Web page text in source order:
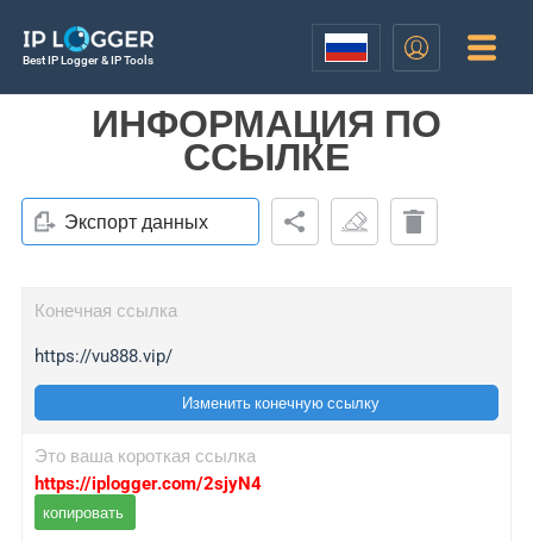
Best IP Logger & IP Tools
ИНФОРМАЦИЯ ПО
ССЫЛКЕ
Экспорт данных
Конечная ссылка
https://vu888.vip/
Изменить конечную ссылку
Это ваша короткая ссылка
https://iplogger.com/2sjyN4
копировать